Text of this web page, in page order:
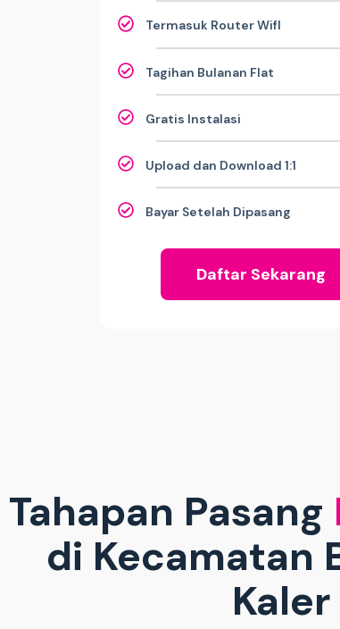
Termasuk Router WifI
Tagihan Bulanan Flat
Gratis Instalasi
Upload dan Download 1:1
Bayar Setelah Dipasang
Daftar Sekarang
Tahapan Pasang
di Kecamatan
Kaler